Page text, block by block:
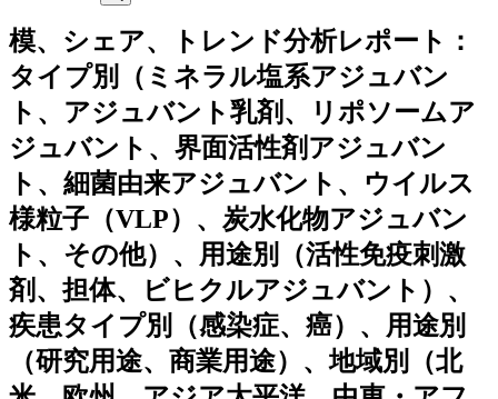
模、シェア、トレンド分析レポート：
タイプ別（ミネラル塩系アジュバン
ト、アジュバント乳剤、リポソームア
ジュバント、界面活性剤アジュバン
ト、細菌由来アジュバント、ウイルス
様粒子（VLP）、炭水化物アジュバン
ト、その他）、用途別（活性免疫刺激
剤、担体、ビヒクルアジュバント）、
疾患タイプ別（感染症、癌）、用途別
（研究用途、商業用途）、地域別（北